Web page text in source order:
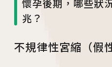
各院門診及掛號資訊
/Taichung
懷孕後期，哪些狀
兆？
不規律性宮縮（假